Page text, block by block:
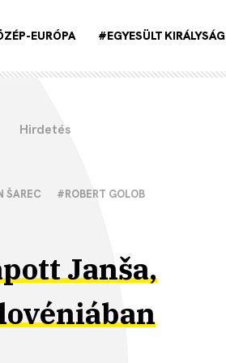
EURÓPA #EGYESÜLT KIRÁLYSÁG
ŠAREC #ROBERT GOLOB
Janša,